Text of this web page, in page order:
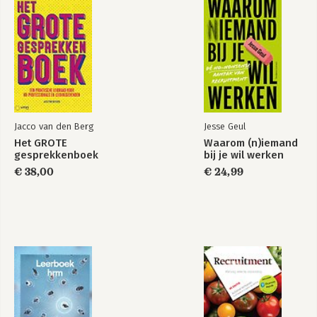
toegevoegde waarde van HRM 28
1.3 Een definitie van HRM 30
1.4 De rollen van HR-managers 32
1.5 Overzicht van HRM-modellen 37
1.5.1 Michiganmodel 37
1.5.2 Harvardmodel 39
1.5.3 ‘Europees’ contextueel model van HRM 42
1.6 Het toenemende belang van meten: HR-analytics 46
1.7 Kritische beschouwingen 49
1.8 Wetenschappelijk bewijsmateriaal 50
1.9 Trends 57
1.9.1 Evidence-based HRM 57
1.9.2 Big data en e-HRM 58
1.11 Bijlage: Balanced scorecard met HRM-perspectief 64
1.12 Belangrijke begrippen 65
1.13 Verdiepingsvragen en opdrachten 66
Hoofdstuk 2 Job- en competentiemodeling 71
Jacco van den Berg
Het GROTE
gesprekkenboek
€ 38,00
Jesse Geul
Waarom (n)iemand
bij je wil werken
€ 24,99